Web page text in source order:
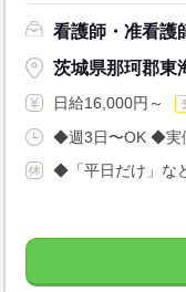
看護師・准看護
茨城県那珂郡東
日給16,000円～
◆週3日〜OK ◆実
◆「平日だけ」な